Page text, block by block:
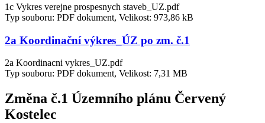
1c Vykres verejne prospesnych staveb_UZ.pdf
Typ souboru: PDF dokument, Velikost: 973,86 kB
2a Koordinační výkres_ÚZ po zm. č.1
2a Koordinacni vykres_UZ.pdf
Typ souboru: PDF dokument, Velikost: 7,31 MB
Změna č.1 Územního plánu Červený
Kostelec